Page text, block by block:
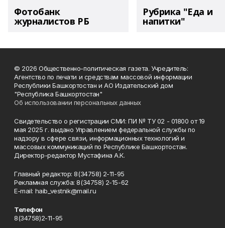
Фотобанк
журналистов РБ
Рубрика "Еда и
напитки"
© 2026 Общественно-политическая газета. Учредитель:
Агентство по печати и средствам массовой информации
Республики Башкортостан и АО Издательский дом
"Республика Башкортостан"
Об использовании персональных данных
Свидетельство о регистрации СМИ: ПИ № ТУ 02 - 01800 от 19
мая 2025 г. выдано Управлением федеральной службы по
надзору в сфере связи, информационных технологий и
массовых коммуникаций по Республике Башкортостан.
Директор-редактор Мустафина А.К.
Главный редактор: 8(34758) 2-11-95
Рекламная служба: 8(34758) 2-15-62
Е-mаil: haib_vestnik@mail.ru
Телефон
8(34758)2-11-95